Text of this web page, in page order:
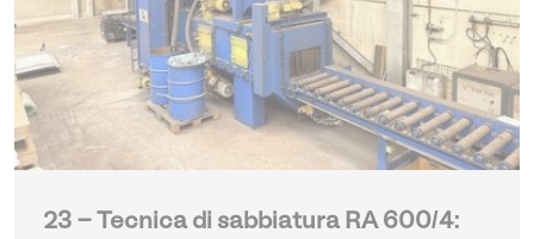
23 - Tecnica di sabbiatura RA 600/4: